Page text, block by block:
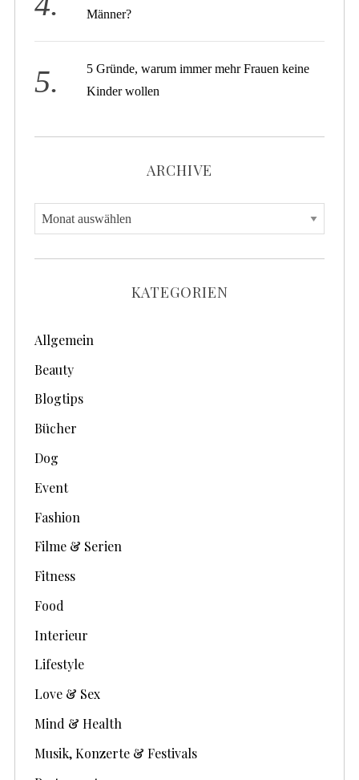
Männer?
5 Gründe, warum immer mehr Frauen keine
Kinder wollen
ARCHIVE
A
r
c
e
KATEGORIEN
Allgemein
Beauty
Blogtips
Bücher
Dog
Event
Fashion
Filme & Serien
Fitness
Food
Interieur
Lifestyle
Love & Sex
Mind & Health
Musik, Konzerte & Festivals